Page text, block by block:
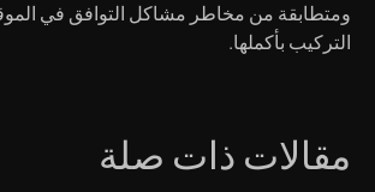
ومتطابقة من مخاطر مشاكل التوافق في
التركيب بأكملها.
مقالات ذات صلة